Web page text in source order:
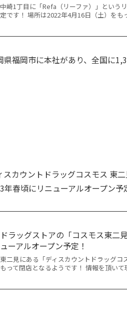
中崎1丁目に「Refa（リーファ）」という
定です！ 場所は2022年4月16日（土）を
福岡市に本社があり、全国に
カウントドラッグコスモス 東
年春頃にリニューアルオープン予
ドラッグストアの「コスモス東二
ューアルオープン予定！
東二見にある「ディスカウントドラッグ
もって閉店となるようです！ 情報を頂い